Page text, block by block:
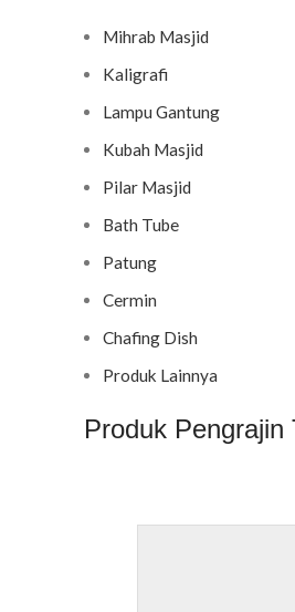
Mihrab Masjid
Kaligrafi
Lampu Gantung
Kubah Masjid
Pilar Masjid
Bath Tube
Patung
Cermin
Chafing Dish
Produk Lainnya
Produk Pengrajin